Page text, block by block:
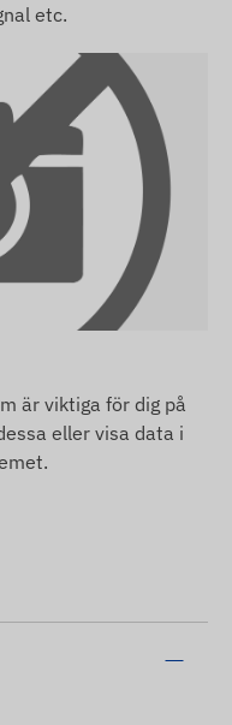
etc.
är viktiga för dig på
eller visa data i